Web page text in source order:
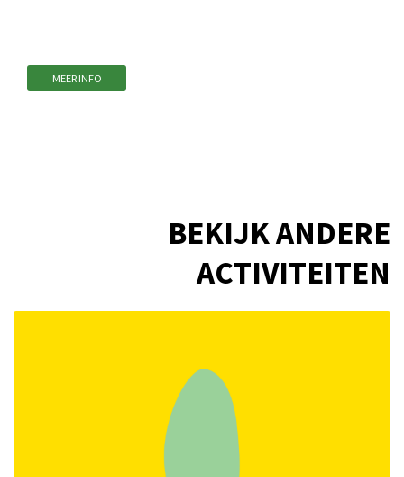
MEER INFO
BEKIJK ANDERE
ACTIVITEITEN